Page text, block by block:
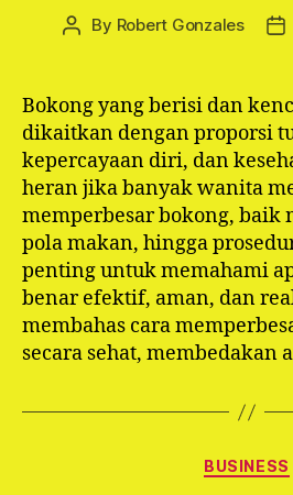
Post
By Robert Gonzales
Bokong yang berisi dan
dikaitkan dengan proporsi
kepercayaan diri, dan
heran jika banyak wanita
memperbesar bokong, baik
pola makan, hingga
penting untuk memahami
benar efektif, aman, dan
membahas cara
secara sehat, membedakan
BUSINESS